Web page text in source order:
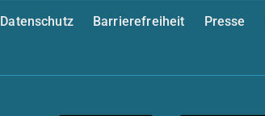
Datenschutz Barrierefreiheit Presse